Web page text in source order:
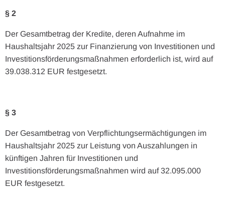
§ 2
Der Gesamtbetrag der Kredite, deren Aufnahme im
Haushaltsjahr 2025 zur Finanzierung von Investitionen und
Investitionsförderungsmaßnahmen erforderlich ist, wird auf
39.038.312 EUR festgesetzt.
§ 3
Der Gesamtbetrag von Verpflichtungsermächtigungen im
Haushaltsjahr 2025 zur Leistung von Auszahlungen in
künftigen Jahren für Investitionen und
Investitionsförderungsmaßnahmen wird auf 32.095.000
EUR festgesetzt.